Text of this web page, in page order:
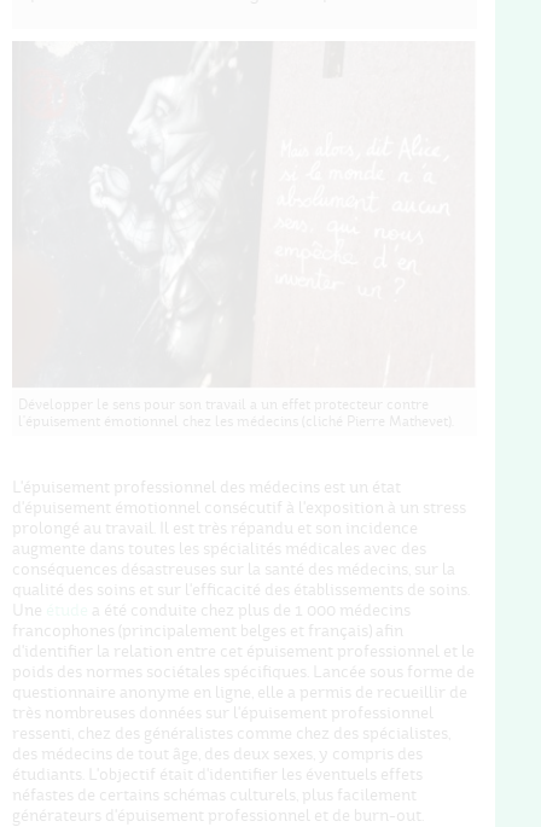
L'épuisement professionnel des médecins est un état
d'épuisement émotionnel consécutif à l'exposition à un stress
prolongé au travail. Il est très répandu et son incidence
augmente dans toutes les spécialités médicales avec des
conséquences désastreuses sur la santé des médecins, sur la
qualité des soins et sur l'efficacité des établissements de soins.
Une
a été conduite chez plus de 1 000 médecins
francophones (principalement belges et français) afin
d'identifier la relation entre cet épuisement professionnel et le
poids des normes sociétales spécifiques. Lancée sous forme de
questionnaire anonyme en ligne, elle a permis de recueillir de
très nombreuses données sur l'épuisement professionnel
ressenti, chez des généralistes comme chez des spécialistes,
des médecins de tout âge, des deux sexes, y compris des
étudiants. L'objectif était d'identifier les éventuels effets
néfastes de certains schémas culturels, plus facilement
générateurs d'épuisement professionnel et de burn-out.